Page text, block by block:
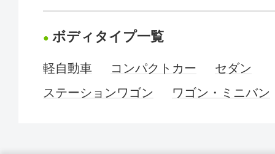
ボディタイプ一覧
軽自動車 コンパクトカー
セダン
ステーションワゴン
ワゴン・ミニバン